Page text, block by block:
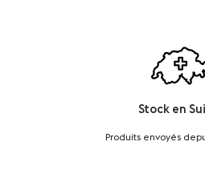
Stock en
Produits envoyés